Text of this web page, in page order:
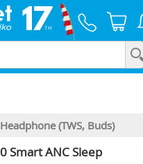
Headphone (TWS, Buds)
Smart ANC Sleep